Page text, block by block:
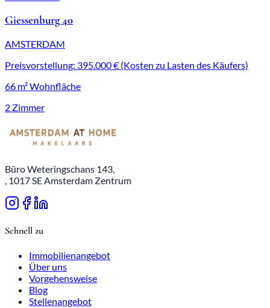
Giessenburg 40
AMSTERDAM
Preisvorstellung: 395.000 € (Kosten zu Lasten des Käufers)
66 m² Wohnfläche
2 Zimmer
Büro Weteringschans 143,
, 1017 SE Amsterdam Zentrum
Schnell zu
Immobilienangebot
Über uns
Vorgehensweise
Blog
Stellenangebot